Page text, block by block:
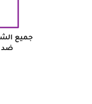
جميع
ضد